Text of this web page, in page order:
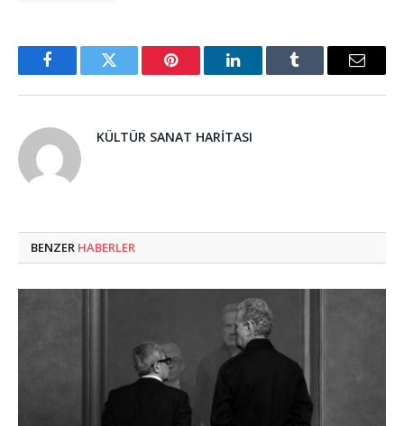
FacebookTwitter Pinterest LinkedInTumblr Email
KÜLTÜR SANAT HARITASI
BENZER HABERLER